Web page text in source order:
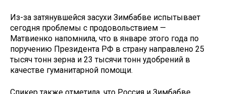
Из-за затянувшейся засухи Зимбабве испытывает
сегодня проблемы с продовольствием —
Матвиенко напомнила, что в январе этого года по
поручению Президента РФ в страну направлено 25
тысяч тонн зерна и 23 тысячи тонн удобрений в
качестве гуманитарной помощи.